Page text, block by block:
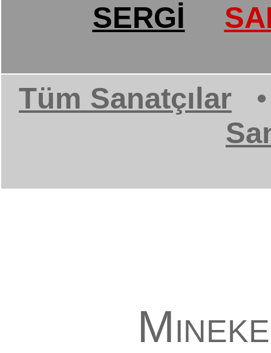
SERGİ
Tüm Sanatçılar